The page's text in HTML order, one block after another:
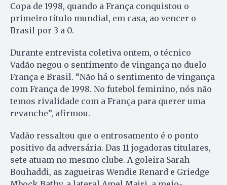
Copa de 1998, quando a França conquistou o
primeiro título mundial, em casa, ao vencer o
Brasil por 3 a 0.
Durante entrevista coletiva ontem, o técnico
Vadão negou o sentimento de vingança no duelo
França e Brasil. “Não há o sentimento de vingança
com França de 1998. No futebol feminino, nós não
temos rivalidade com a França para querer uma
revanche”, afirmou.
Vadão ressaltou que o entrosamento é o ponto
positivo da adversária. Das 11 jogadoras titulares,
sete atuam no mesmo clube. A goleira Sarah
Bouhaddi, as zagueiras Wendie Renard e Griedge